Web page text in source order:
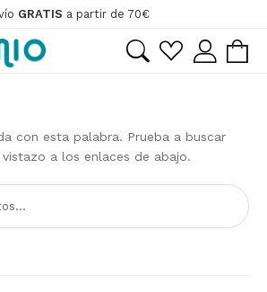
GRATIS a partir de 70€
con esta palabra. Prueba a buscar
a los enlaces de abajo.